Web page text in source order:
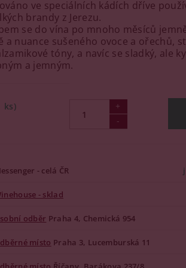
ve speciálních kádích dříve
brandy z Jerezu.
se do vína po mnoho měsíců
a nuance sušeného ovoce a ořechů,
tóny, a navíc se sladký, ale
a jemným.
ks)
- celá ČR
- sklad
odběr Praha 4, Chemická 954
místo Praha 3, Lucemburská 11